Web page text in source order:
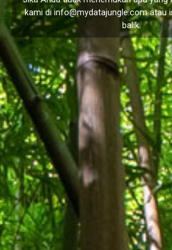
kami di info@mydatajungle.comatau
balik.